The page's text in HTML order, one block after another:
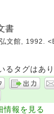
書
文館, 1992.
るタグはあ
情報を見る